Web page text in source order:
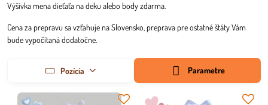
Výšivka mena dieťaťa na deku alebo body zdarma.
Cena za prepravu sa vzťahuje na Slovensko, preprava pre ostatné štáty Vám
bude vypočítaná dodatočne.
Pozícia Parametre